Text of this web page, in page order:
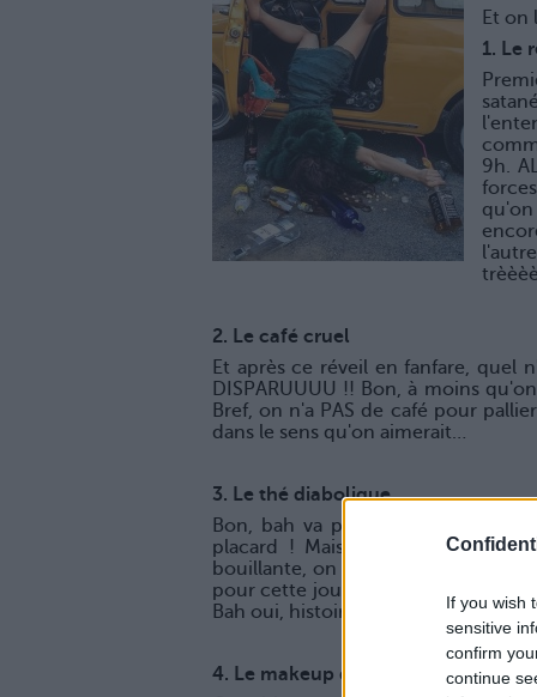
If you wish
sensitive
confirm
continue
Et on
1. Le
9h.
2. Le café cruel
Et après ce réveil en fanfare, quel
DISPARUUUU !! Bon, à moins
Bref, on n'a PAS de café pour
dans le sens qu'on aimerait…
3. Le thé diabolique
Bon, bah va pour un thé vert
placard ! Mais bizarrement,
bouillante, on se sert un bon thé
pour cette journée… Au moins
Bah oui, histoire de bien rester dans
4. Le makeup démoniaque